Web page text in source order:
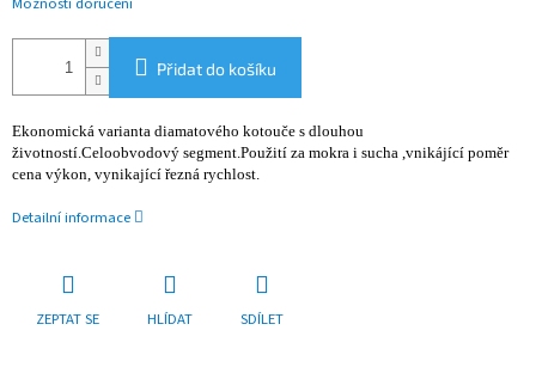
Přidat do košíku
Ekonomická varianta diamatového kotouče s dlouhou
životností.Celoobvodový segment.Použití za mokra i sucha ,vnikájící poměr
cena výkon, vynikající řezná rychlost.
Detailní informace
ZEPTAT SE HLÍDAT SDÍLET